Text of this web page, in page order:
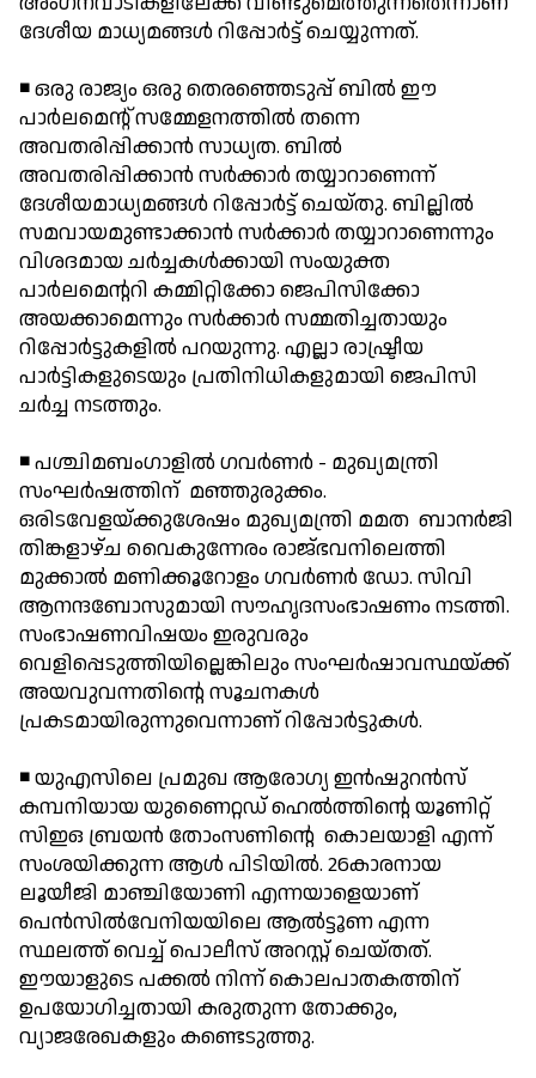
ദേശീയ മാധ്യമങ്ങള്‍ റിപ്പോര്‍ട്ട് ചെയ്യുന്നത്.
◾ ഒരു രാജ്യം ഒരു തെരഞ്ഞെടുപ്പ് ബില്‍ ഈ
പാര്‍ലമെന്റ് സമ്മേളനത്തില്‍ തന്നെ
അവതരിപ്പിക്കാന്‍ സാധ്യത. ബില്‍
അവതരിപ്പിക്കാന്‍ സര്‍ക്കാര്‍ തയ്യാറാണെന്ന്
ദേശീയമാധ്യമങ്ങള്‍ റിപ്പോര്‍ട്ട് ചെയ്തു. ബില്ലില്‍
സമവായമുണ്ടാക്കാന്‍ സര്‍ക്കാര്‍ തയ്യാറാണെന്നും
വിശദമായ ചര്‍ച്ചകള്‍ക്കായി സംയുക്ത
പാര്‍ലമെന്ററി കമ്മിറ്റിക്കോ ജെപിസിക്കോ
അയക്കാമെന്നും സര്‍ക്കാര്‍ സമ്മതിച്ചതായും
റിപ്പോര്‍ട്ടുകളില്‍ പറയുന്നു. എല്ലാ രാഷ്ട്രീയ
പാര്‍ട്ടികളുടെയും പ്രതിനിധികളുമായി ജെപിസി
ചര്‍ച്ച നടത്തും.
◾ പശ്ചിമബംഗാളില്‍ ഗവര്‍ണര്‍ - മുഖ്യമന്ത്രി
സംഘര്‍ഷത്തിന് മഞ്ഞുരുക്കം.
ഒരിടവേളയ്ക്കുശേഷം മുഖ്യമന്ത്രി മമത ബാനര്‍ജി
തിങ്കളാഴ്ച വൈകുന്നേരം രാജ്ഭവനിലെത്തി
മുക്കാല്‍ മണിക്കൂറോളം ഗവര്‍ണര്‍ ഡോ. സിവി
ആനന്ദബോസുമായി സൗഹൃദസംഭാഷണം നടത്തി.
സംഭാഷണവിഷയം ഇരുവരും
വെളിപ്പെടുത്തിയില്ലെങ്കിലും സംഘര്‍ഷാവസ്ഥയ്ക്ക്
അയവുവന്നതിന്റെ സൂചനകള്‍
പ്രകടമായിരുന്നുവെന്നാണ് റിപ്പോര്‍ട്ടുകള്‍.
◾ യുഎസിലെ പ്രമുഖ ആരോഗ്യ ഇന്‍ഷുറന്‍സ്
കമ്പനിയായ യുണൈറ്റഡ് ഹെല്‍ത്തിന്റെ യൂണിറ്റ്
സിഇഒ ബ്രയന്‍ തോംസണിന്റെ കൊലയാളി എന്ന്
സംശയിക്കുന്ന ആള്‍ പിടിയില്‍. 26കാരനായ
ലൂയീജി മാഞ്ചിയോണി എന്നയാളെയാണ്
പെന്‍സില്‍വേനിയയിലെ ആല്‍ട്ടൂണ എന്ന
സ്ഥലത്ത് വെച്ച് പൊലീസ് അറസ്റ്റ് ചെയ്തത്.
ഈയാളുടെ പക്കല്‍ നിന്ന് കൊലപാതകത്തിന്
ഉപയോഗിച്ചതായി കരുതുന്ന തോക്കും,
വ്യാജരേഖകളും കണ്ടെടുത്തു.